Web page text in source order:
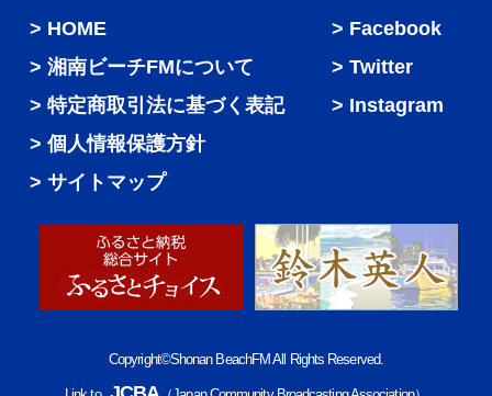
HOME
湘南ビーチFMについて
特定商取引法に基づく表記
個人情報保護方針
サイトマップ
Facebook
Twitter
Instagram
Copyright©Shonan BeachFM All Rights Reserved.